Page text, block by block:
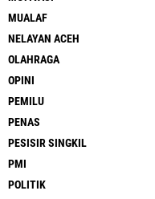
MUALAF
NELAYAN ACEH
OLAHRAGA
OPINI
PEMILU
PENAS
PESISIR SINGKIL
PMI
POLITIK